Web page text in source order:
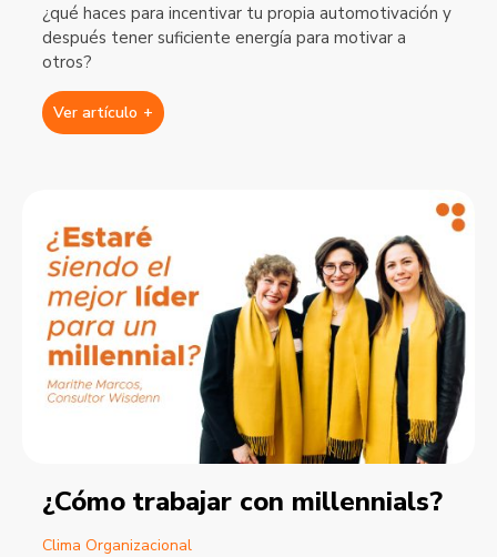
¿qué haces para incentivar tu propia automotivación y
después tener suficiente energía para motivar a
otros?
Ver artículo +
¿Cómo trabajar con millennials?
Clima Organizacional